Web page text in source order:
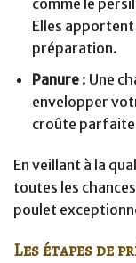
comme le
Elles
préparation.
Panure: Une
envelopper
croûte
En veillant à la
toutes les
poulet
Les étapes de